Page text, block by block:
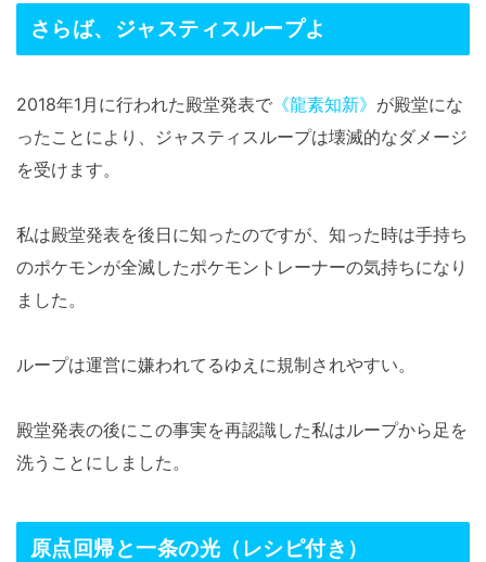
さらば、ジャスティスループよ
2018年1月に行われた殿堂発表で 《龍素知新》 が殿堂にな
ったことにより、ジャスティスループは壊滅的なダメージ
を受けます。
私は殿堂発表を後日に知ったのですが、知った時は手持ち
のポケモンが全滅したポケモントレーナーの気持ちになり
ました。
ループは運営に嫌われてるゆえに規制されやすい。
殿堂発表の後にこの事実を再認識した私はループから足を
洗うことにしました。
原点回帰と一条の光（レシピ付き）